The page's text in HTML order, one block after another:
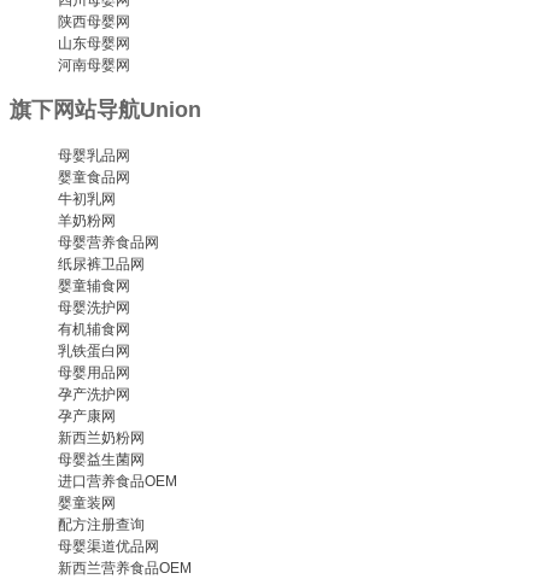
陕西母婴网
山东母婴网
河南母婴网
旗下网站导航Union
母婴乳品网
婴童食品网
牛初乳网
羊奶粉网
母婴营养食品网
纸尿裤卫品网
婴童辅食网
母婴洗护网
有机辅食网
乳铁蛋白网
母婴用品网
孕产洗护网
孕产康网
新西兰奶粉网
母婴益生菌网
进口营养食品OEM
婴童装网
配方注册查询
母婴渠道优品网
新西兰营养食品OEM